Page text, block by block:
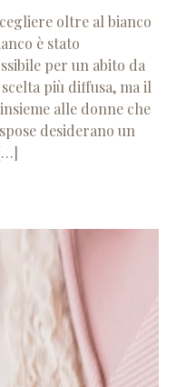
oltre al bianco
è stato
per un abito da
più diffusa, ma il
alle donne che
desiderano un